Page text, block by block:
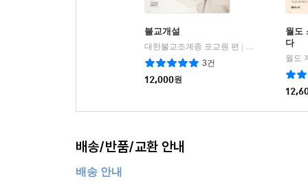
불교개설
대한불교조계종 포교원 편 |
조계종출판사
3건
12,000원
월도
다
월도
배송/반품/교환 안내
배송 안내